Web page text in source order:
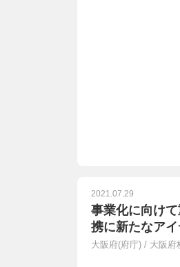
2021.07.29
事業化に向けて
携に新たなア
大阪府(府庁) / 大阪府